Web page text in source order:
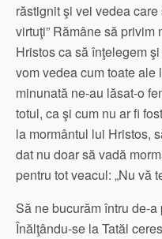
răstignit şi vei vedea
virtuţi” Rămâne să
Hristos ca să înţelegem
vom vedea cum toate ale
minunată ne-au lăsat-o
totul, ca şi cum nu ar fi
la mormântul lui Hristos,
dat nu doar să vadă
pentru tot veacul: „Nu vă
Să ne bucurăm întru de-
Înălţându-se la Tatăl